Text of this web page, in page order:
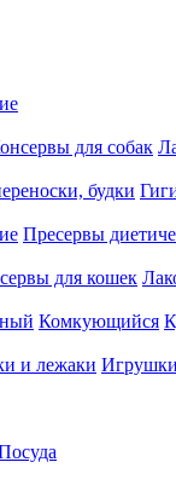
для собак
будки
Пресервы
для кошек
Комкующийся
и лежаки Игрушки